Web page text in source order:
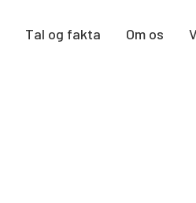
Tal og fakta Om os